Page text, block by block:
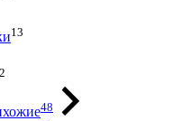
13
48